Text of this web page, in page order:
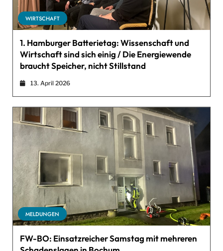
WIRTSCHAFT
1. Hamburger Batterietag: Wissenschaft und
Wirtschaft sind sich einig / Die Energiewende
braucht Speicher, nicht Stillstand
13. April 2026
MELDUNGEN
FW-BO: Einsatzreicher Samstag mit mehreren